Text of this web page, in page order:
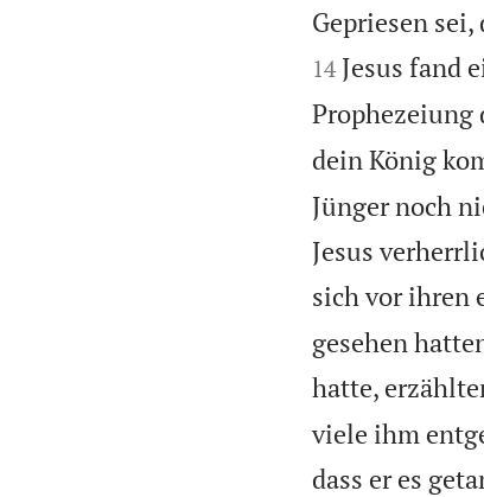
Gepriesen
14 Jesus fand
dein König
Jünger noch
Jesus
sich vor ihren
gesehen
hatte,
viele ihm
dass er es